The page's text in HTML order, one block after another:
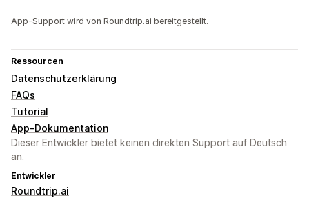
App-Support wird von Roundtrip.ai bereitgestellt.
Ressourcen
Datenschutzerklärung
FAQs
Tutorial
App-Dokumentation
Dieser Entwickler bietet keinen direkten Support auf Deutsch
an.
Entwickler
Roundtrip.ai